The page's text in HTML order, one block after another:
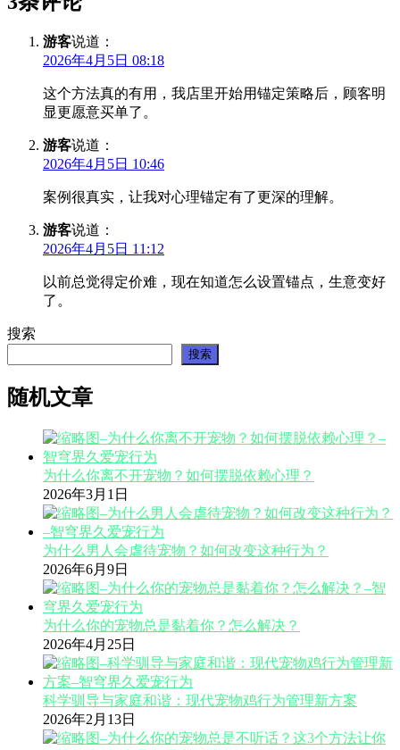
游客说道：
2026年4月5日 08:18
这个方法真的有用，我店里开始用锚定策略后，顾客明
显更愿意买单了。
游客说道：
2026年4月5日 10:46
案例很真实，让我对心理锚定有了更深的理解。
游客说道：
2026年4月5日 11:12
以前总觉得定价难，现在知道怎么设置锚点，生意变好
了。
搜索
搜索
随机文章
为什么你离不开宠物？如何摆脱依赖心理？
2026年3月1日
为什么男人会虐待宠物？如何改变这种行为？
2026年6月9日
为什么你的宠物总是黏着你？怎么解决？
2026年4月25日
科学驯导与家庭和谐：现代宠物鸡行为管理新方案
2026年2月13日